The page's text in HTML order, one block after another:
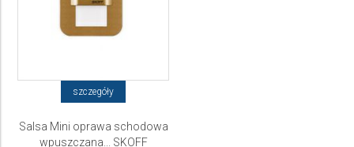
szczegóły
Salsa Mini oprawa schodowa
wpuszczana... SKOFF